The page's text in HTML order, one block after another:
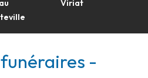
Viriat
-